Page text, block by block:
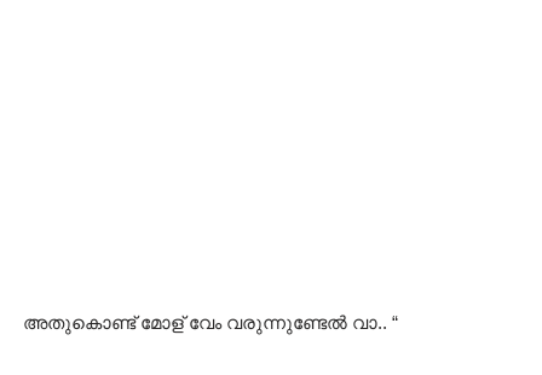
അതുകൊണ്ട് മോള് വേം വരുന്നുണ്ടേൽ വാ.. “